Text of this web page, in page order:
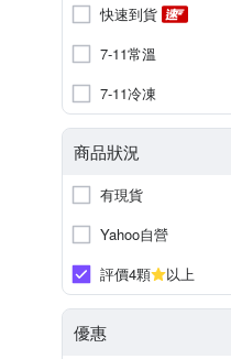
快速到貨
7-11常溫
7-11冷凍
商品狀況
有現貨
Yahoo自營
評價4顆
以上
優惠